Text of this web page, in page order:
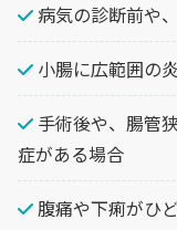
病気の診断前や
小腸に広範囲の
手術後や、腸管
症がある場合
腹痛や下痢がひ